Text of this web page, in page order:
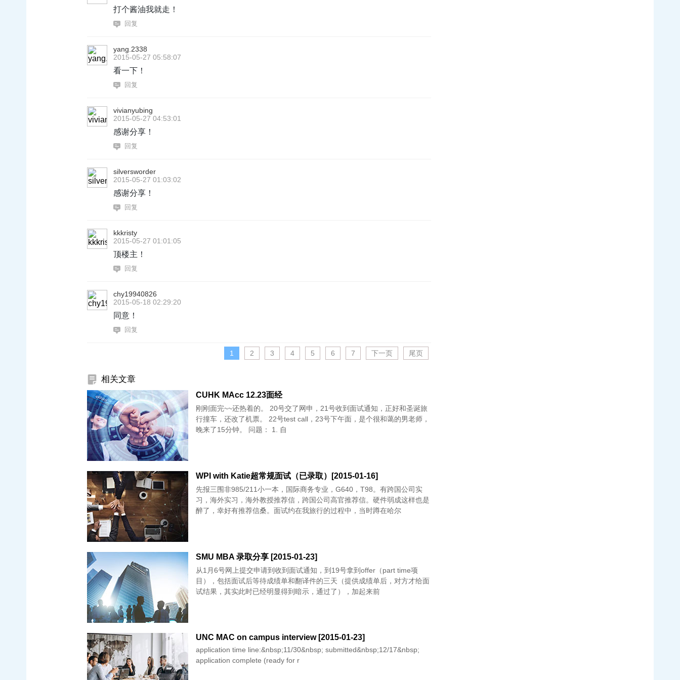
打个酱油我就走！
回复
yang.2338
2015-05-27 05:58:07
看一下！
回复
vivianyubing
2015-05-27 04:53:01
感谢分享！
回复
silversworder
2015-05-27 01:03:02
感谢分享！
回复
kkkristy
2015-05-27 01:01:05
顶楼主！
回复
chy19940826
2015-05-18 02:29:20
同意！
回复
1 2 3 4 5 6 7 下一页 尾页
相关文章
CUHK MAcc 12.23面经
刚刚面完~~还热着的。 20号交了网申，21号收到面试通知，正好和圣诞旅
行撞车，还改了机票。 22号test call，23号下午面，是个很和蔼的男老师，
晚来了15分钟。 问题： 1. 自
WPI with Katie超常规面试（已录取）[2015-01-16]
先报三围非985/211小一本，国际商务专业，G640，T98。有跨国公司实
习，海外实习，海外教授推荐信，跨国公司高官推荐信。硬件弱成这样也是
醉了，幸好有推荐信桑。面试约在我旅行的过程中，当时蹲在哈尔
SMU MBA 录取分享 [2015-01-23]
从1月6号网上提交申请到收到面试通知，到19号拿到offer（part time项
目），包括面试后等待成绩单和翻译件的三天（提供成绩单后，对方才给面
试结果，其实此时已经明显得到暗示，通过了），加起来前
UNC MAC on campus interview [2015-01-23]
application time line:&nbsp;11/30&nbsp; submitted&nbsp;12/17&nbsp;
application complete (ready for r